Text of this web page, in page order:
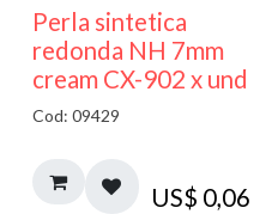
Perla sintetica
redonda NH 7mm
cream CX-902 x und
Cod: 09429
US$ 0,06